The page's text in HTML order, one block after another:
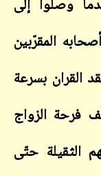
وصلوا إلى
المقرّبين
القران بسرعة
فرحة الزواج
الثقيلة حتّى